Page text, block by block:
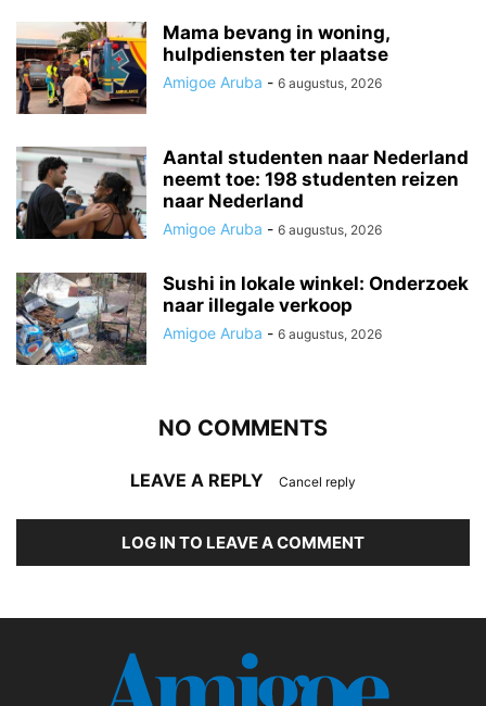
Mama bevang in woning,
hulpdiensten ter plaatse
Amigoe Aruba - 6 augustus, 2026
Aantal studenten naar Nederland
neemt toe: 198 studenten reizen
naar Nederland
Amigoe Aruba - 6 augustus, 2026
Sushi in lokale winkel: Onderzoek
naar illegale verkoop
Amigoe Aruba - 6 augustus, 2026
NO COMMENTS
LEAVE A REPLY Cancel reply
LOG IN TO LEAVE A COMMENT